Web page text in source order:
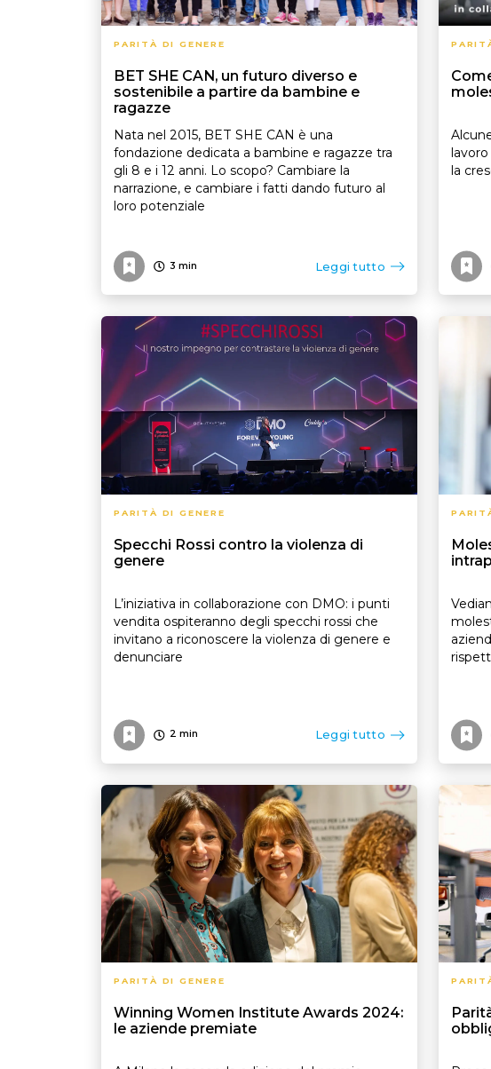
PARITÀ DI GENERE
BET SHE CAN, un futuro diverso e
sostenibile a partire da bambine e
ragazze
Nata nel 2015, BET SHE CAN è una
fondazione dedicata a bambine e ragazze tra
gli 8 e i 12 anni. Lo scopo? Cambiare la
narrazione, e cambiare i fatti dando futuro al
loro potenziale
3 min Leggi tutto
la
PARITÀ DI GENERE
Specchi Rossi contro la violenza di
genere
L’iniziativa in collaborazione con DMO: i punti
vendita ospiteranno degli specchi rossi che
invitano a riconoscere la violenza di genere e
denunciare
2 min Leggi tutto
PARITÀ DI GENERE
Winning Women Institute Awards 2024:
le aziende premiate